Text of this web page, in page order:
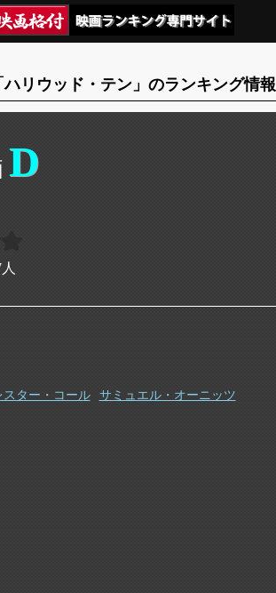
ハリウッド・テン」のランキング情報
D
人
スター・コール
サミュエル・オーニッツ